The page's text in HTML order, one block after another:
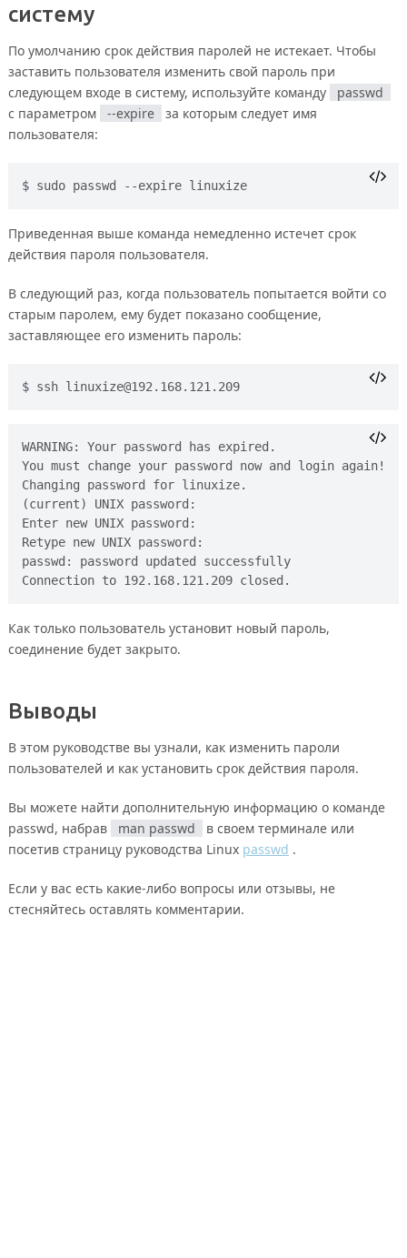
систему
По умолчанию срок действия паролей не истекает. Чтобы
заставить пользователя изменить свой пароль при
следующем входе в систему, используйте команду
passwd
с параметром
--expire
за которым следует имя
пользователя:
sudo passwd --expire linuxize
Приведенная выше команда немедленно истечет срок
действия пароля пользователя.
В следующий раз, когда пользователь попытается войти со
старым паролем, ему будет показано сообщение,
заставляющее его изменить пароль:
ssh linuxize@192.168.121.209
WARNING: Your password has expired.
You must change your password now and login again!
Changing password for linuxize.
(current) UNIX password:
Enter new UNIX password:
Retype new UNIX password:
passwd: password updated successfully
Как только пользователь установит новый пароль,
соединение будет закрыто.
Выводы
В этом руководстве вы узнали, как изменить пароли
пользователей и как установить срок действия пароля.
Вы можете найти дополнительную информацию о команде
passwd, набрав
man passwd
в своем терминале или
посетив страницу руководства Linux passwd .
Если у вас есть какие-либо вопросы или отзывы, не
стесняйтесь оставлять комментарии.